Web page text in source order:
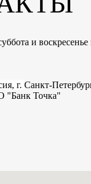
и
г. Санкт-
"Банк Точка"